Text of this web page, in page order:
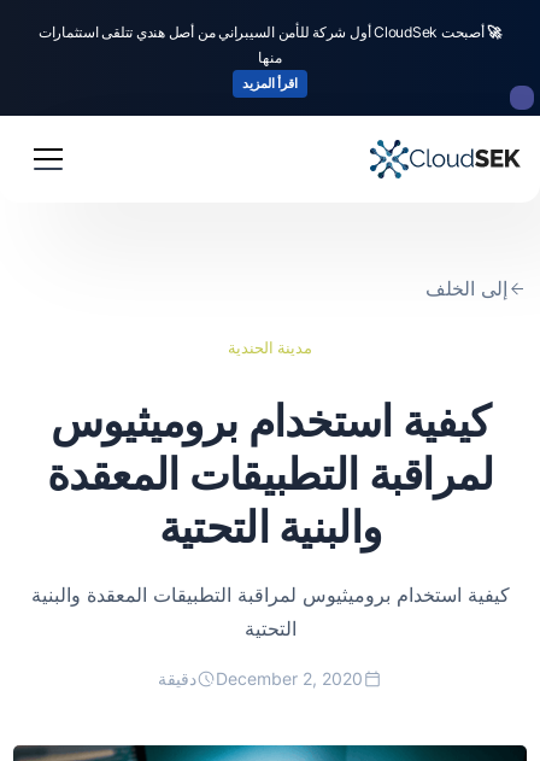
🚀
أصبحت CloudSek أول شركة للأمن السيبراني من أصل هندي تتلقى استثمارات
منها
اقرأ المزيد
إلى الخلف
مدينة الحندية
كيفية استخدام بروميثيوس
لمراقبة التطبيقات المعقدة
والبنية التحتية
كيفية استخدام بروميثيوس لمراقبة التطبيقات المعقدة والبنية
التحتية
December 2, 2020 دقيقة